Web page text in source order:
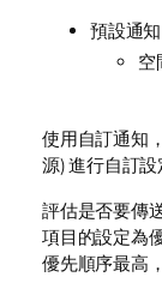
預設通
空
使用自訂通知
源) 進行自訂設
評估是否要傳
項目的設定為
優先順序最高